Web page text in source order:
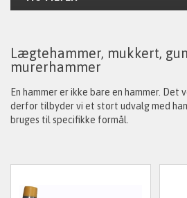
Lægtehammer, mukkert,
murerhammer
En hammer er ikke bare en hammer. Det
derfor tilbyder vi et stort udvalg med
bruges til specifikke formål.